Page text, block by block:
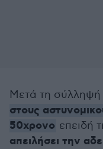
Μετά τη σύλληψή
στους
50χρονο επειδή
απειλήσει την